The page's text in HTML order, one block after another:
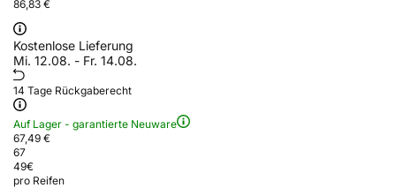
86,83 €
Kostenlose Lieferung
Mi. 12.08. - Fr. 14.08.
14 Tage Rückgaberecht
Auf Lager - garantierte Neuware
67,49 €
67
49€
pro Reifen